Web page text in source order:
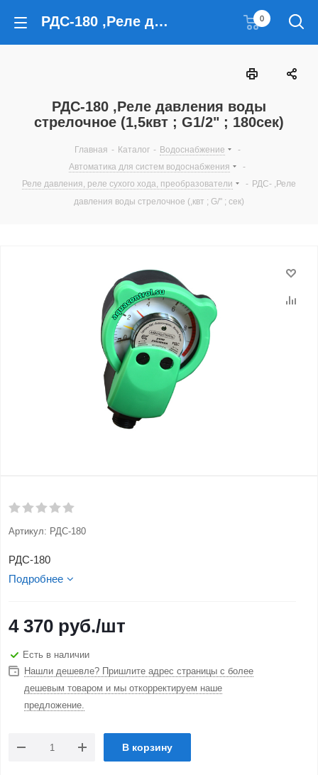
РДС-180 ,Реле давления воды стрелочное (1,5квт ; G1/2" ; 180сек) 0
РДС-180 ,Реле давления воды
стрелочное (1,5квт ; G1/2" ; 180сек)
Главная - Каталог - Водоснабжение
-
Автоматика для систем водоснабжения
-
Реле давления, реле сухого хода, преобразователи
- РДС- ,Реле
давления воды стрелочное (,квт ; G/" ; сек)
Артикул: РДС-180
РДС-180
Подробнее
4 370 руб./шт
Есть в наличии
Нашли дешевле? Пришлите адрес страницы с более
дешевым товаром и мы откорректируем наше
предложение.
В корзину